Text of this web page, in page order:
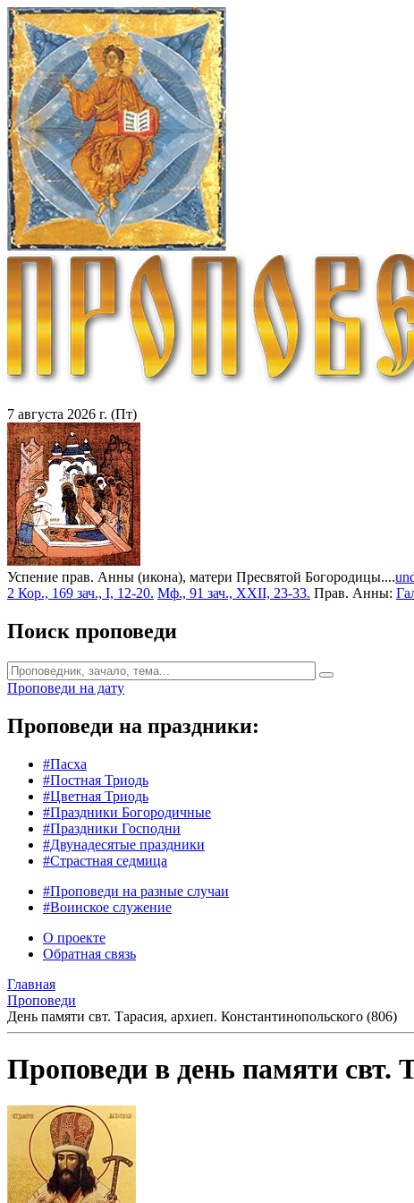
7 августа 2026 г. (Пт)
Успение прав. Анны (икона), матери Пресвятой Богородицы....
2 Кор., 169 зач., I, 12-20. Мф., 91 зач., XXII, 23-33. Прав. Анны:
Поиск проповеди
Проповеди на дату
Проповеди на праздники:
#Пасха
#Постная Триодь
#Цветная Триодь
#Праздники Богородичные
#Праздники Господни
#Двунадесятые праздники
#Страстная седмица
#Проповеди на разные случаи
#Воинское служение
О проекте
Обратная связь
Главная
Проповеди
День памяти свт. Тарасия, архиеп. Константинопольского (806)
Проповеди в день памяти свт.